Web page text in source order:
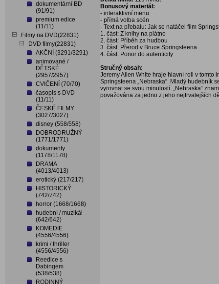
dokumentární BD
(91/91)
premium edice
(11/11)
Filmy na DVD(22831)
DVD filmy(22831)
AKČNÍ (3291/3291)
animované /
DĚTSKÉ
(2957/2957)
CVIČENÍ (70/70)
časopis s DVD
(11/11)
ČESKÉ FILMY
(3027/3027)
disney (558/558)
DOBRODRUŽNÝ
(1771/1771)
dokumenty
(1178/1178)
DRAMA
(4013/4013)
erotický (217/217)
HISTORICKÝ
(742/742)
horror (1668/1668)
hudební / muzikál
(642/642)
KOMEDIE
(4556/4556)
krimi / thriller
(4556/4556)
Reedice s
Dabingem
(538/538)
RODINNÝ
Bonusový materiál:
- interaktivní menu
- přímá volba scén
- Text na přebalu: Jak se natáčel film
1. část: Z knihy na plátno
2. část: Příběh za hudbou
3. část: Přerod v Bruce Springsteena
4. část: Ponor do autenticity
Stručný obsah:
Jeremy Allen White hraje hlavní roli v tomto
Springsteena „Nebraska“. Mladý hudebník
vyrovnat se svou minulostí. „Nebraska“
považována za jedno z jeho nejtrvalejších